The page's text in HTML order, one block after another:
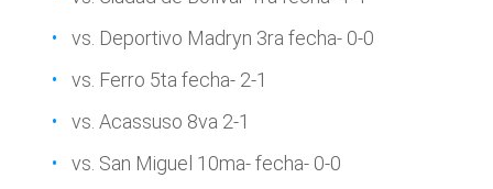
vs. Deportivo Madryn 3ra fecha- 0-0
vs. Ferro 5ta fecha- 2-1
vs. Acassuso 8va 2-1
vs. San Miguel 10ma- fecha- 0-0